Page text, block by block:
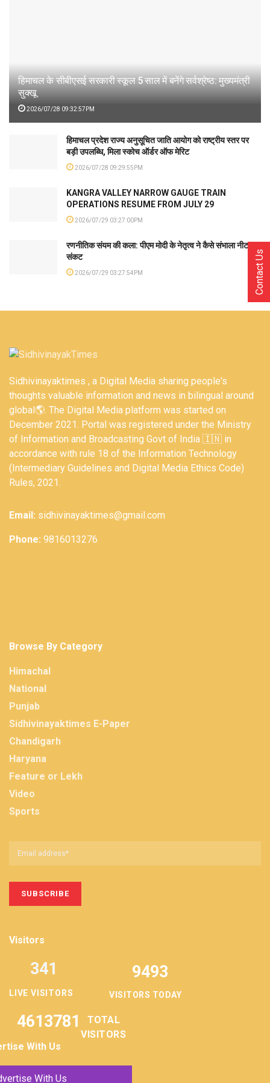
हिमाचल के सीबीएसई सरकारी स्कूल 5 साल में बनेंगे सर्वश्रेष्ठ: मुख्यमंत्री
सुक्खू
2026/07/28 09:32:57PM
हिमाचल प्रदेश राज्य अनुसूचित जाति आयोग को राष्ट्रीय स्तर पर
बड़ी उपलब्धि, मिला स्कोच ऑर्डर ऑफ मेरिट
2026/07/28 09:29:55PM
KANGRA VALLEY NARROW GAUGE TRAIN
OPERATIONS RESUME FROM JULY 29
2026/07/29 03:27:00PM
रणनीतिक संयम की कला: पीएम मोदी के नेतृत्व ने कैसे संभाला नीट
संकट
2026/07/29 03:27:54PM
Sidhivinayaktimes , a Digital Media sharing people's
thoughts valuable information and news in bilingual around
global🌎. The Digital Media platform was started on
December 2021. Portal was registered under the Ministry
of Information and Broadcasting Govt of India 🇮🇳 in
accordance with rule 18 of the Information Technology
(Intermediary Guidelines and Digital Media Ethics Code)
Rules, 2021.
Email: sidhivinayaktimes@gmail.com
Phone: 9816013276
Browse By Category
Himachal
National
Punjab
Sidhivinayaktimes E-Paper
Chandigarh
Haryana
Feature or Lekh
Video
Sports
Visitors
LIVE VISITORS
341 9493
VISITORS TODAY
4613781
TOTAL
VISITORS
With Us
With Us
Contact Us